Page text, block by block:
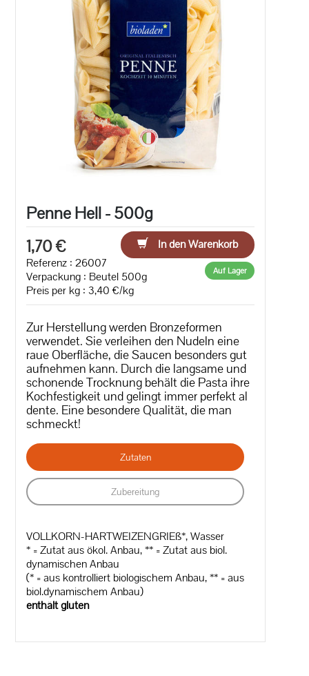
Penne Hell - 500g
1,70 €
In den Warenkorb
Referenz : 26007
Verpackung : Beutel 500g
Preis per kg : 3,40 €/kg
Auf Lager
Zur Herstellung werden Bronzeformen
verwendet. Sie verleihen den Nudeln eine
raue Oberfläche, die Saucen besonders gut
aufnehmen kann. Durch die langsame und
schonende Trocknung behält die Pasta ihre
Kochfestigkeit und gelingt immer perfekt al
dente. Eine besondere Qualität, die man
schmeckt!
Zutaten
Zubereitung
VOLLKORN-HARTWEIZENGRIEß*, Wasser
* = Zutat aus ökol. Anbau, ** = Zutat aus biol.
dynamischen Anbau
(* = aus kontrolliert biologischem Anbau, ** = aus
biol.dynamischem Anbau)
enthält gluten